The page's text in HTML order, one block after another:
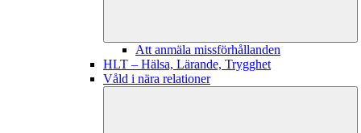
Att anmäla missförhållanden
HLT – Hälsa, Lärande, Trygghet
Våld i nära relationer